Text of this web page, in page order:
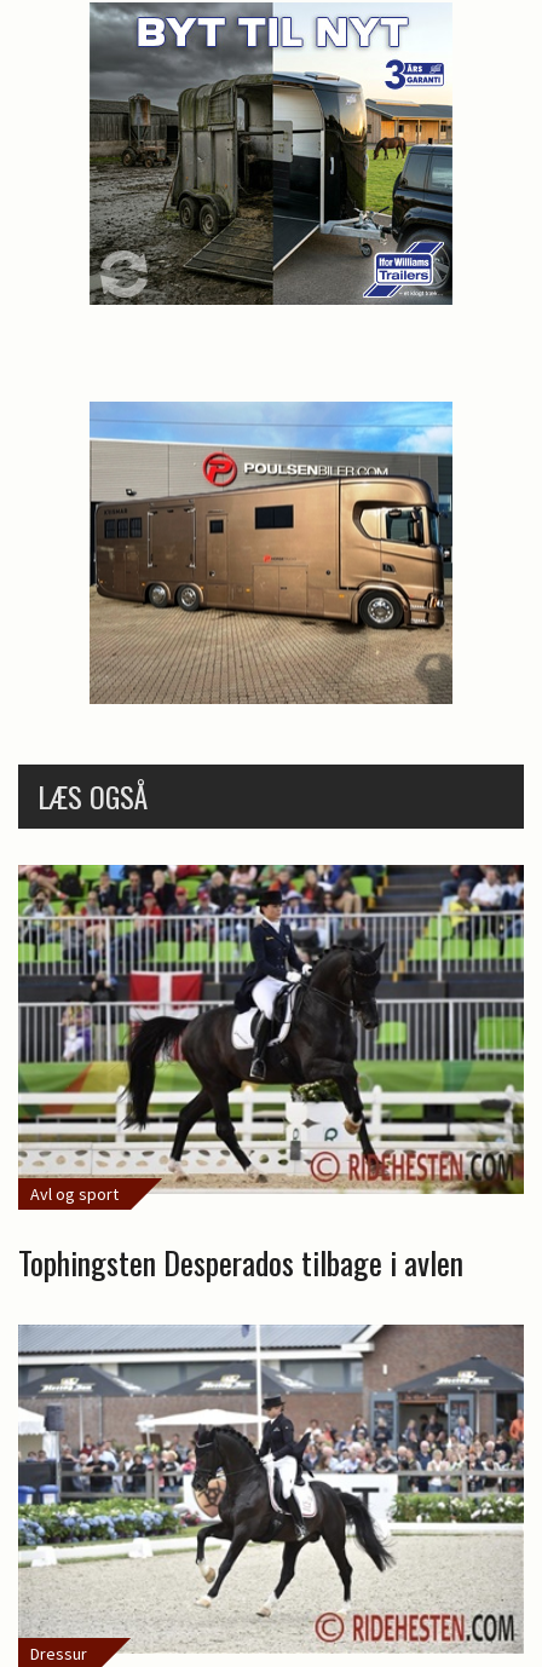
LÆS OGSÅ
Avl og sport
Tophingsten Desperados tilbage i avlen
Dressur